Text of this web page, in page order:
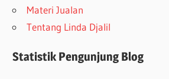
Materi Jualan
Tentang Linda Djalil
Statistik Pengunjung Blog